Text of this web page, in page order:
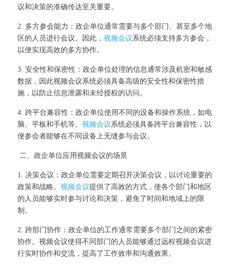
议和决策的准确传达至关重要。
2. 多方参会能力：政企单位通常需要与多个部门、甚至多个地
区的人员进行会议。因此， 视频会议系统必须支持多方参会，
以便实现高效的多方协作。
3. 安全性和保密性：政企单位处理的信息通常涉及机密和敏感
数据，因此视频会议系统必须具备高级的安全性和保密性措
施，以防止信息泄露和未经授权的访问。
4. 跨平台兼容性：政企单位使用不同的设备和操作系统，如电
脑、平板和手机等。 视频会议系统必须具备跨平台兼容性，以
便参会者能够在不同设备上无缝参与会议。
二、政企单位应用视频会议的场景
1. 决策会议：政企单位需要定期召开决策会议，以讨论重要的
政策和战略。 视频会议提供了高效的方式，使各个部门和地区
的人员能够实时参与讨论和决策，避免了时间和地域上的限
制。
2. 跨部门协作：政企单位的工作通常需要多个部门之间的紧密
协作。视频会议使得不同部门的人员能够通过远程视频会议进
行实时协作和交流，提高了工作效率和沟通效果。